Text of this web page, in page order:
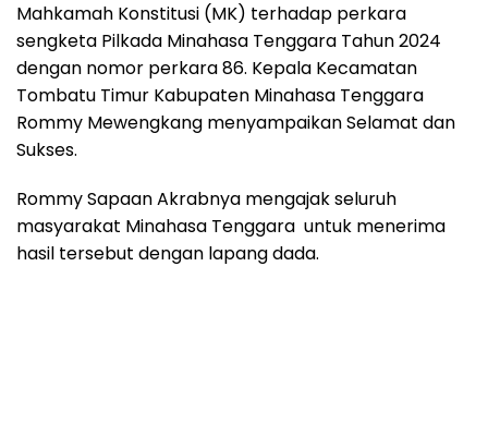
Mahkamah Konstitusi (MK) terhadap perkara
sengketa Pilkada Minahasa Tenggara Tahun 2024
dengan nomor perkara 86. Kepala Kecamatan
Tombatu Timur Kabupaten Minahasa Tenggara
Rommy Mewengkang menyampaikan Selamat dan
Sukses.
Rommy Sapaan Akrabnya mengajak seluruh
masyarakat Minahasa Tenggara untuk menerima
hasil tersebut dengan lapang dada.